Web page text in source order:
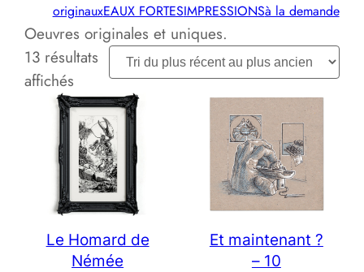
originauxEAUX FORTESIMPRESSIONSà la demande
Oeuvres originales et uniques.
13 résultats
affichés
du
plus
récent
au
plus
ancien
Le Homard de
Némée
Et maintenant ?
– 10